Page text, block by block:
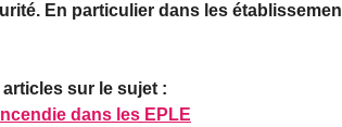
En particulier dans les
sur le sujet :
dans les EPLE